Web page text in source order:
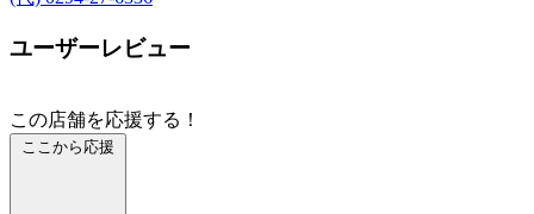
ユーザーレビュー
この店舗を応援する！
ここから応援